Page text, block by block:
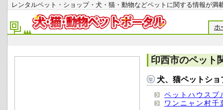
レンタルペット・ショップ・犬・猫・動物などペットに関する情報
ホ
印西市のペット
犬、猫ペットショ
ペットハウスプ
ワンニャン村千